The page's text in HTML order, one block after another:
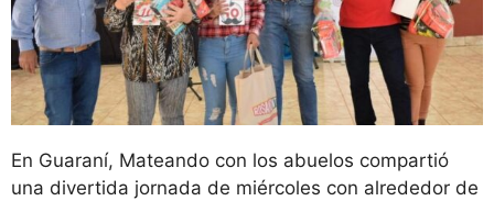
En Guaraní, Mateando con los abuelos compartió
una divertida jornada de miércoles con alrededor de